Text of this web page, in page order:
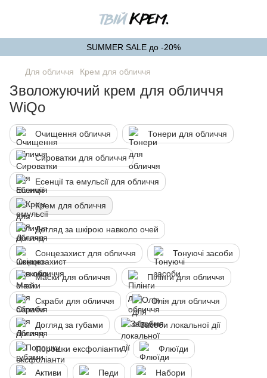
SUMMER SALE до -20%
Для обличчя Крем для обличчя
Зволожуючий крем для обличчя
WiQo
Очищення обличчя Тонери для обличчя
Сироватки для обличчя
Есенції та емульсії для обличчя
Крем для обличчя
Догляд за шкірою навколо очей
Сонцезахист для обличчя Тонуючі засоби
Маски для обличчя Пілінги для обличчя
Скраби для обличчя Олія для обличчя
Догляд за губами Засоби локальної дії
Порошки ексфоліанти Флюїди
Активи Педи Набори